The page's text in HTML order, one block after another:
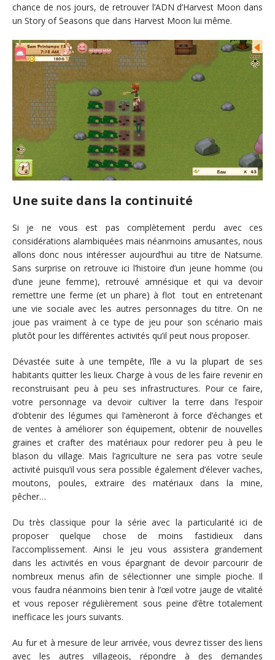
chance de nos jours, de retrouver l’ADN d’Harvest Moon dans
un Story of Seasons que dans Harvest Moon lui même.
Une suite dans la continuité
Si je ne vous est pas complètement perdu avec ces
considérations alambiquées mais néanmoins amusantes, nous
allons donc nous intéresser aujourd’hui au titre de Natsume.
Sans surprise on retrouve ici l’histoire d’un jeune homme (ou
d’une jeune femme), retrouvé amnésique et qui va devoir
remettre une ferme (et un phare) à flot tout en entretenant
une vie sociale avec les autres personnages du titre. On ne
joue pas vraiment à ce type de jeu pour son scénario mais
plutôt pour les différentes activités qu’il peut nous proposer.
Dévastée suite à une tempête, l’île a vu la plupart de ses
habitants quitter les lieux. Charge à vous de les faire revenir en
reconstruisant peu à peu ses infrastructures. Pour ce faire,
votre personnage va devoir cultiver la terre dans l’espoir
d’obtenir des légumes qui l’amèneront à force d’échanges et
de ventes à améliorer son équipement, obtenir de nouvelles
graines et crafter des matériaux pour redorer peu à peu le
blason du village. Mais l’agriculture ne sera pas votre seule
activité puisqu’il vous sera possible également d’élever vaches,
moutons, poules, extraire des matériaux dans la mine,
pêcher…
Du très classique pour la série avec la particularité ici de
proposer quelque chose de moins fastidieux dans
l’accomplissement. Ainsi le jeu vous assistera grandement
dans les activités en vous épargnant de devoir parcourir de
nombreux menus afin de sélectionner une simple pioche. Il
vous faudra néanmoins bien tenir à l’œil votre jauge de vitalité
et vous reposer régulièrement sous peine d’être totalement
inefficace les jours suivants.
Au fur et à mesure de leur arrivée, vous devrez tisser des liens
avec les autres villageois, répondre à des demandes